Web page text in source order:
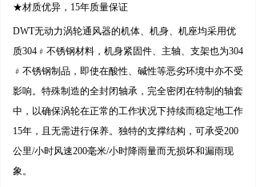
★材质优异，15年质量保证
DWT无动力涡轮通风器的机体、机身、机座均采用优
质304﹟不锈钢材料，机身紧固件、主轴、支架也为304
﹟不锈钢制品，即使在酸性、碱性等恶劣环境中亦不受
影响。特殊制造的全封闭轴承，完全密闭在特制的轴套
中，以确保涡轮在正常的工作状况下持续而稳定地工作
15年，且无需进行保养。独特的支撑结构，可承受200
公里/小时风速200毫米/小时降雨量而无损坏和漏雨现
象。